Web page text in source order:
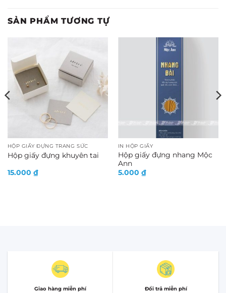
SẢN PHẨM TƯƠNG TỰ
HỘP GIẤY ĐỰNG TRANG SỨC
Hộp giấy đựng khuyên tai
15.000 ₫
IN HỘP GIẤY
Hộp giấy đựng nhang Mộc
Ann
5.000 ₫
Giao hàng miễn phí
Đổi trả miễn phí